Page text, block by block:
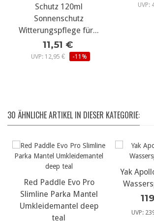
Schutz 120ml
Sonnenschutz
Witterungspflege für...
11,51 €
UVP: 12,95 € -11%
UVP:
30 ÄHNLICHE ARTIKEL IN DIESER KATEGORIE:
Red Paddle Evo Pro
Slimline Parka Mantel
Umkleidemantel deep
teal
Yak
UVP: